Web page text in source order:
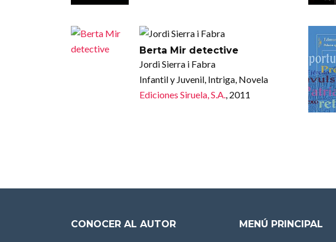
Berta Mir detective
Jordi Sierra i Fabra
Infantil y Juvenil, Intriga, Novela
Ediciones Siruela, S.A., 2011
CONOCER AL AUTOR MENÚ PRINCIPAL